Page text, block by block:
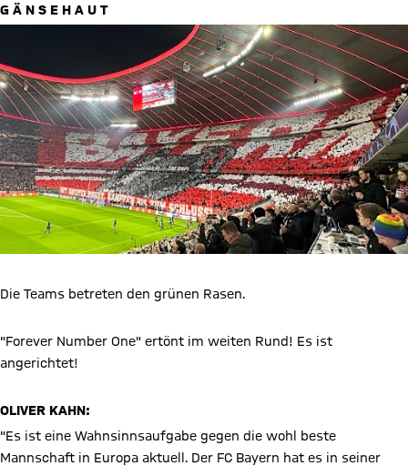
G Ä N S E H A U T
Die Teams betreten den grünen Rasen.
"Forever Number One" ertönt im weiten Rund! Es ist
angerichtet!
OLIVER KAHN:
"Es ist eine Wahnsinnsaufgabe gegen die wohl beste
Mannschaft in Europa aktuell. Der FC Bayern hat es in seiner